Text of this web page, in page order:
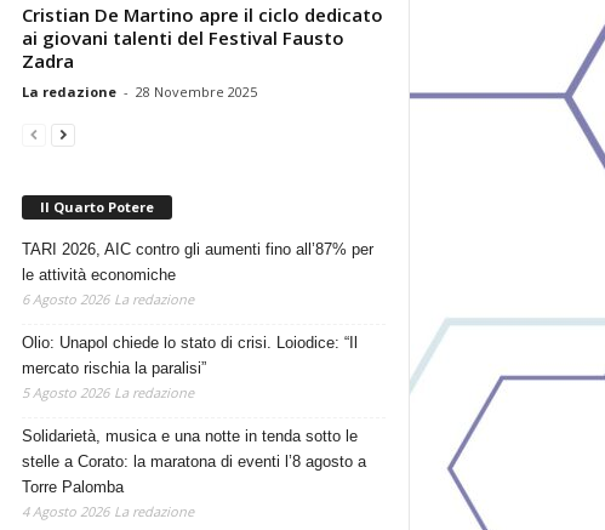
Cristian De Martino apre il ciclo dedicato
ai giovani talenti del Festival Fausto
Zadra
La redazione - 28 Novembre 2025
Il Quarto Potere
TARI 2026, AIC contro gli aumenti fino all’87% per
le attività economiche
6 Agosto 2026 La redazione
Olio: Unapol chiede lo stato di crisi. Loiodice: “Il
mercato rischia la paralisi”
5 Agosto 2026 La redazione
Solidarietà, musica e una notte in tenda sotto le
stelle a Corato: la maratona di eventi l’8 agosto a
Torre Palomba
4 Agosto 2026 La redazione